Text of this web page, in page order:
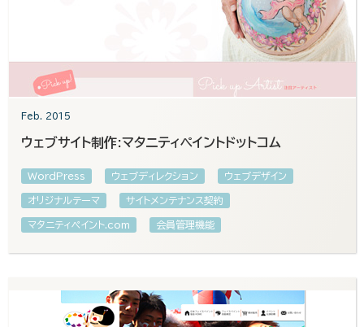
Feb. 2015
ウェブサイト制作:マタニティペイントドットコム
WordPress ウェブディレクション ウェブデザイン
オリジナルテーマ サイトメンテナンス契約
マタニティペイント.com 会員管理機能